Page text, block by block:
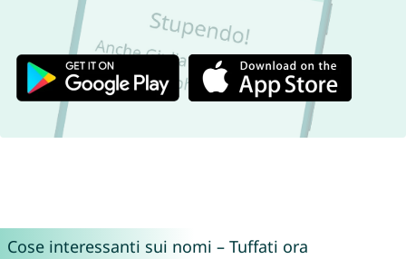
Cose interessanti sui nomi – Tuffati ora